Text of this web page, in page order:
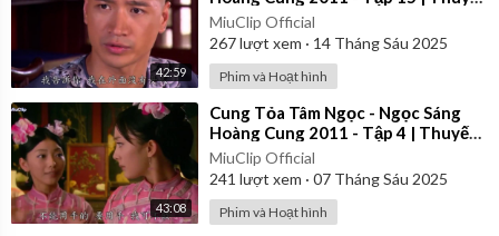
42:59
Minh
MiuClip Official
267lượt xem · 14 Tháng Sáu 2025
Phim và Hoạt hình
43:08
⁣Cung Tỏa Tâm Ngọc - Ngọc Sáng
Hoàng Cung 2011 - Tập 4 | Thuyết
Minh
MiuClip Official
241 lượt xem · 07 Tháng Sáu 2025
Phim và Hoạt hình